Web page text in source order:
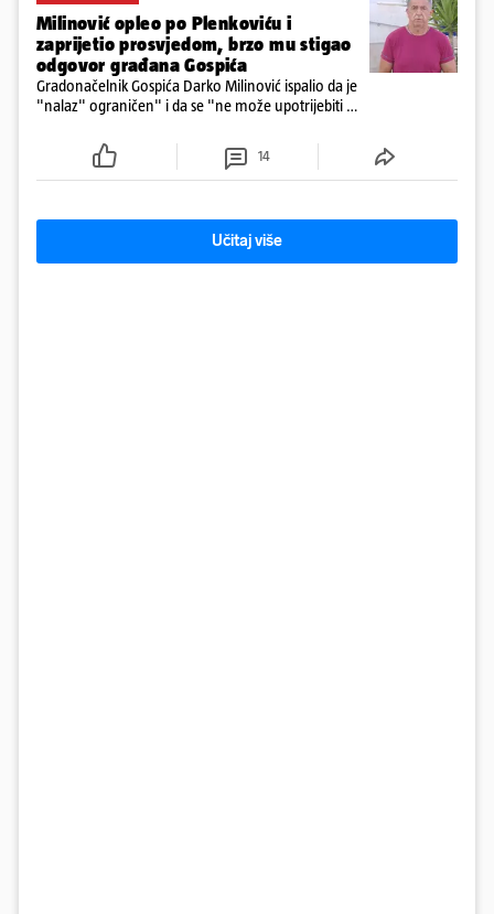
Milinović opleo po Plenkoviću i
zaprijetio prosvjedom, brzo mu stigao
odgovor građana Gospića
Gradonačelnik Gospića Darko Milinović ispalio da je
"nalaz" ograničen" i da se "ne može upotrijebiti za
ga je naručio Uskok i da je dio spisa
14
Učitaj više